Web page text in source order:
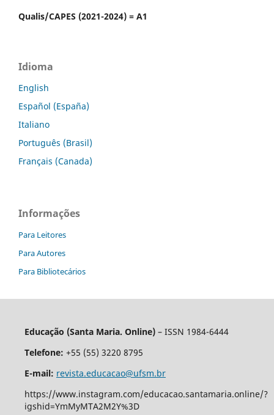
Qualis/CAPES (2021-2024) = A1
Idioma
English
Español (España)
Italiano
Português (Brasil)
Français (Canada)
Informações
Para Leitores
Para Autores
Para Bibliotecários
Educação (Santa Maria. Online) – ISSN 1984-6444
Telefone: +55 (55) 3220 8795
E-mail: revista.educacao@ufsm.br
https://www.instagram.com/educacao.santamaria.online/?
igshid=YmMyMTA2M2Y%3D